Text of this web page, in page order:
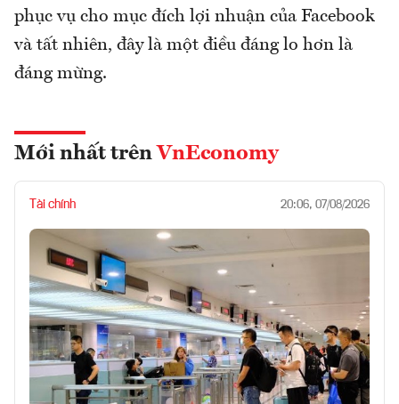
phục vụ cho mục đích lợi nhuận của Facebook
và tất nhiên, đây là một điều đáng lo hơn là
đáng mừng.
Mới nhất trên VnEconomy
Tài chính 20:06, 07/08/2026